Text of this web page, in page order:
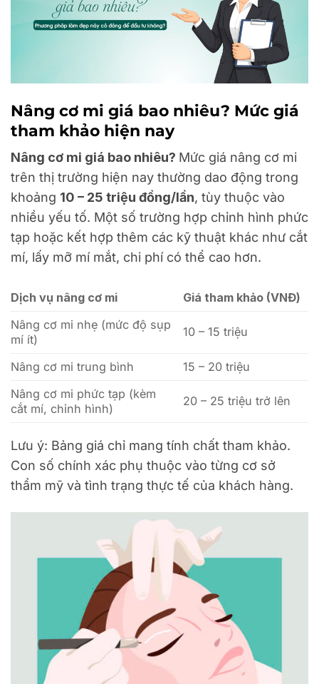
Nâng cơ mi giá bao nhiêu? Mức giá
tham khảo hiện nay
Nâng cơ mi giá bao nhiêu? Mức giá nâng cơ mi
trên thị trường hiện nay thường dao động trong
khoảng 10 – 25 triệu đồng/lần, tùy thuộc vào
nhiều yếu tố. Một số trường hợp chỉnh hình phức
tạp hoặc kết hợp thêm các kỹ thuật khác như cắt
mí, lấy mỡ mí mắt, chi phí có thể cao hơn.
Dịch vụ nâng cơ mi
Giá tham khảo (VNĐ)
Nâng cơ mi nhẹ (mức độ sụp
mí ít)
10 – 15 triệu
Nâng cơ mi trung bình
15 – 20 triệu
Nâng cơ mi phức tạp (kèm
cắt mí, chỉnh hình)
20 – 25 triệu trở lên
Lưu ý: Bảng giá chỉ mang tính chất tham khảo.
Con số chính xác phụ thuộc vào từng cơ sở
thẩm mỹ và tình trạng thực tế của khách hàng.